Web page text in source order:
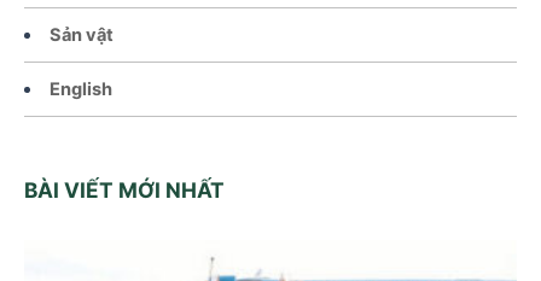
Sản vật
English
BÀI VIẾT MỚI NHẤT